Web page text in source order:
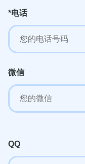
*电话
微信
QQ